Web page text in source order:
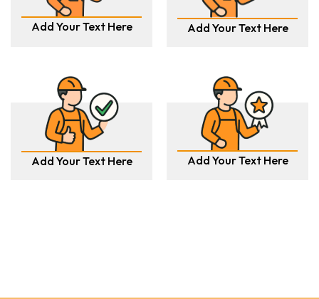
Add Your Text Here Add Your Text Here
Add Your Text Here Add Your Text Here